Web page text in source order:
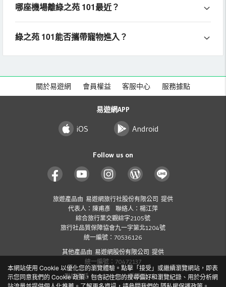
哪座機場離綠之苑 101最近？
綠之苑 101能否攜帶寵物進入？
關於易遊網 會員權益 客服中心 服務據點
易遊網APP
iOS Android
Follow us on
旅遊產品由 易遊網旅行社股份有限公司 提供
代表人：陳甫彥 聯絡人：楊江萍
綜合旅行業交觀綜字2105號
旅行社品質保障協會九一字第北1204號
統一編號：70536126
其他產品由 易遊網股份有限公司 提供
統一編號：70472137
聯絡電話：412-8001 ( 手機加 02 )
本網站使用 Cookie 以優化您的瀏覽體驗。點擊「接受」或繼續瀏覽網站，即表
示您同意我們的 Cookie 政策，包含記住您的搜尋偏好和瀏覽紀錄、用於分析網